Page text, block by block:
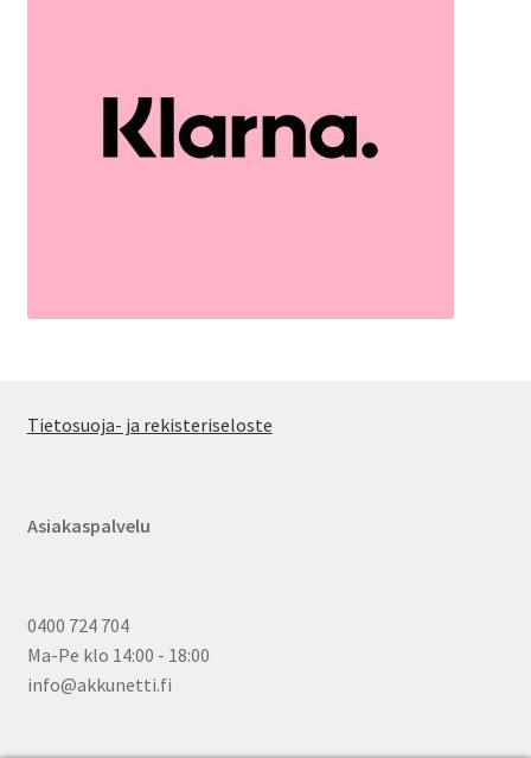
Tietosuoja- ja rekisteriseloste
Asiakaspalvelu
0400 724 704
Ma-Pe klo 14:00 - 18:00
info@akkunetti.fi